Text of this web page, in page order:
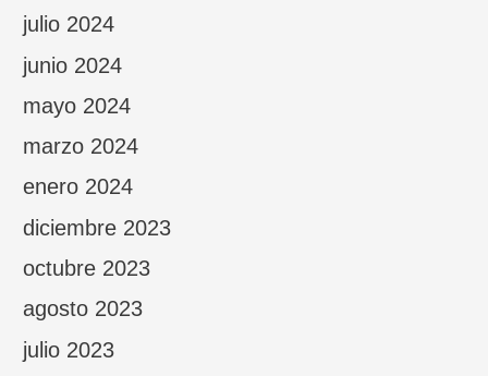
julio 2024
junio 2024
mayo 2024
marzo 2024
enero 2024
diciembre 2023
octubre 2023
agosto 2023
julio 2023